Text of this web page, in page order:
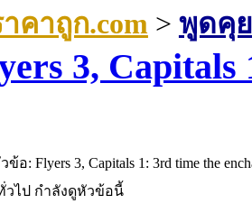
คาถูก.com> พูดคุ
3, Capitals
ข้อ: Flyers 3, Capitals 1: 3rd time the
วไป กำลังดูหัวข้อนี้